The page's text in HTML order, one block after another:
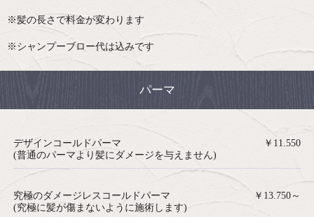
※髪の長さで料金が変わります
※シャンプーブロー代は込みです
パーマ
デザインコールドパーマ
(普通のパーマより髪にダメージを与えません)
￥11.550
究極のダメージレスコールドパーマ
(究極に髪が傷まないように施術します)
￥13.750～